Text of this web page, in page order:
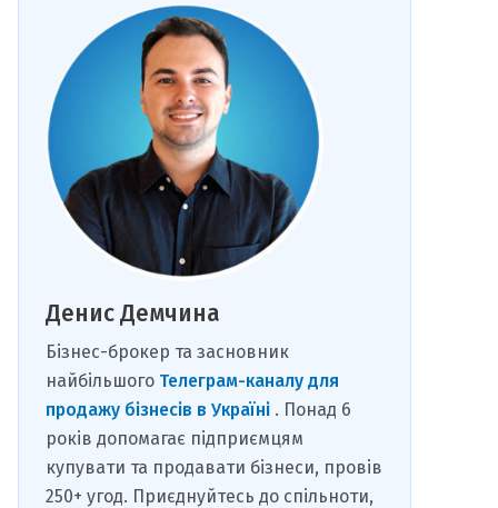
Денис Демчина
Бізнес-брокер та засновник
найбільшого Телеграм-каналу для
продажу бізнесів в Україні . Понад 6
років допомагає підприємцям
купувати та продавати бізнеси, провів
250+ угод. Приєднуйтесь до спільноти,